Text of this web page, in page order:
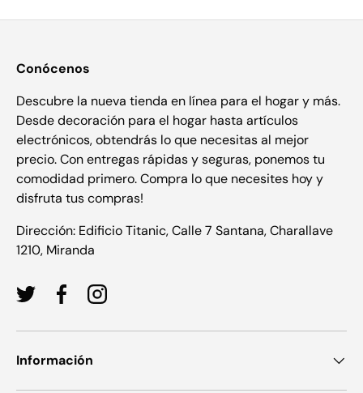
Conócenos
Descubre la nueva tienda en línea para el hogar y más.
Desde decoración para el hogar hasta artículos
electrónicos, obtendrás lo que necesitas al mejor
precio. Con entregas rápidas y seguras, ponemos tu
comodidad primero. Compra lo que necesites hoy y
disfruta tus compras!
Dirección: Edificio Titanic, Calle 7 Santana, Charallave
1210, Miranda
TwitterFacebookInstagram
Información